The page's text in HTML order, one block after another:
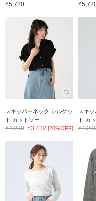
¥5,720
スキッパーネック シルケッ
ト カットソー
¥4,290 ¥3,432 [20%OFF]
スキ
ト カ